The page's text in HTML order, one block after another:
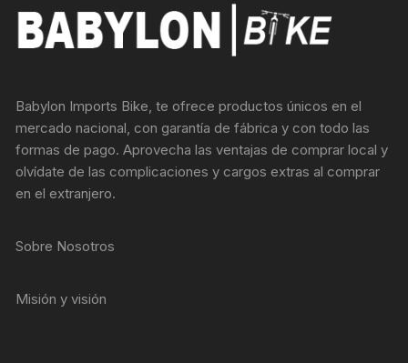
Babylon Imports Bike, te ofrece productos únicos en el
mercado nacional, con garantía de fábrica y con todo las
formas de pago. Aprovecha las ventajas de comprar local y
olvídate de las complicaciones y cargos extras al comprar
en el extranjero.
Sobre Nosotros
Misión y visión